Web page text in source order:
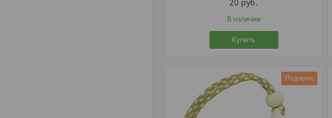
20 руб.
В наличии
Купить
Подарок